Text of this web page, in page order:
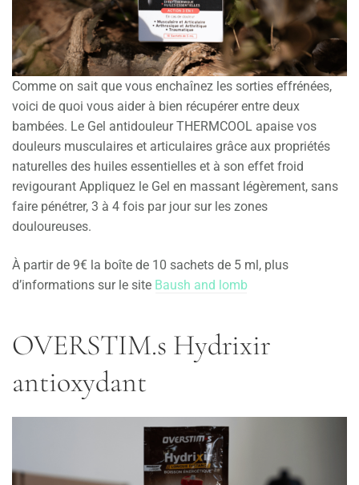
Comme on sait que vous enchaînez les sorties effrénées,
voici de quoi vous aider à bien récupérer entre deux
bambées. Le Gel anti­douleur THERMCOOL apaise vos
douleurs musculaires et articulaires grâce aux propriétés
naturelles des huiles essentielles et à son effet froid
revigourant Appliquez le Gel en massant légèrement, sans
faire pénétrer, 3 à 4 fois par jour sur les zones
douloureuses.
À partir de 9€ la boîte de 10 sachets de 5 ml, plus
d’informations sur le site Baush and lomb
OVERSTIM.s Hydrixir
antioxydant